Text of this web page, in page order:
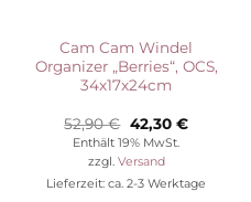
Cam Cam Windel
Organizer „Berries“, OCS,
34x17x24cm
52,90€ Ursprünglicher
Preis
war:
52,90 €
42,30 €Aktueller
Enthält 19% MwSt.
zzgl. Versand
Lieferzeit: ca. 2-3 Werktage